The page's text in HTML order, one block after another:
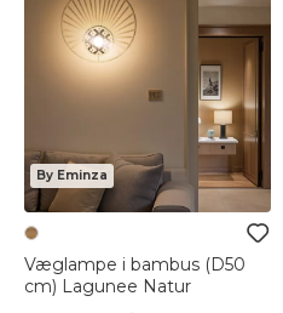
By Eminza
Væglampe i bambus (D50
cm) Lagunee Natur